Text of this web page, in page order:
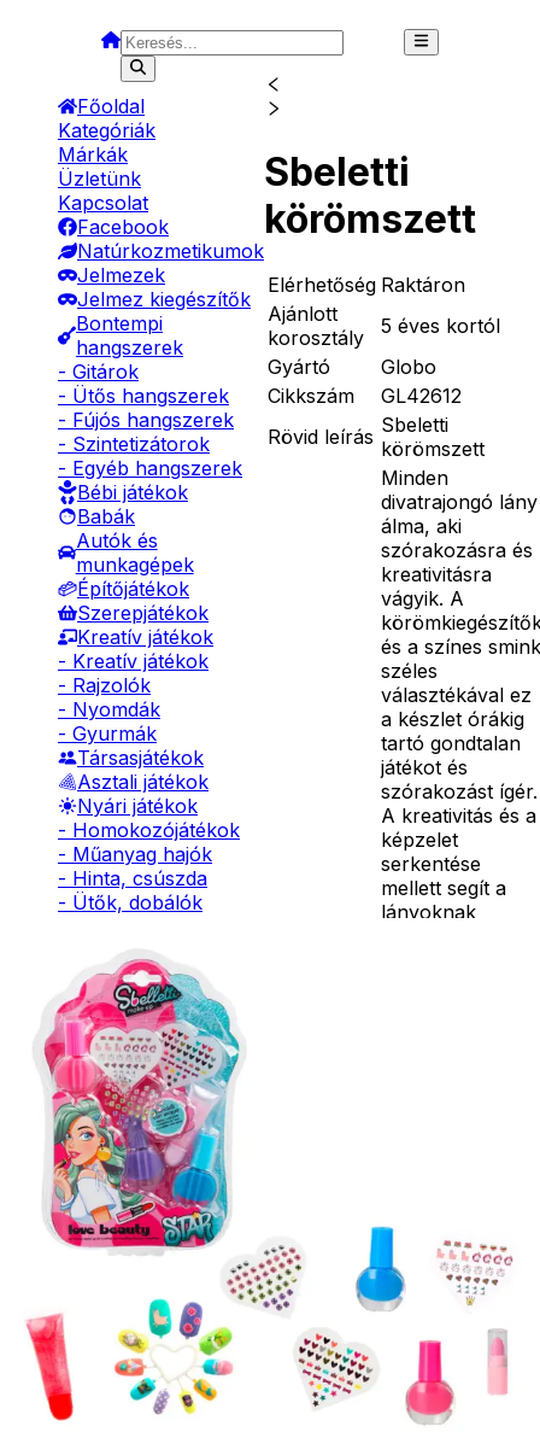
Főoldal
Kategóriák
Márkák
Üzletünk
Kapcsolat
Facebook
Natúrkozmetikumok
Jelmezek
Jelmez kiegészítők
Bontempi
hangszerek
- Gitárok
- Ütős hangszerek
- Fújós hangszerek
- Szintetizátorok
- Egyéb hangszerek
Bébi játékok
Babák
Autók és
munkagépek
Építőjátékok
Szerepjátékok
Kreatív játékok
- Kreatív játékok
- Rajzolók
- Nyomdák
- Gyurmák
Társasjátékok
Asztali játékok
Nyári játékok
- Homokozójátékok
- Műanyag hajók
- Hinta, csúszda
- Ütők, dobálók
- Egyéb nyári játékok
Lábbal hajtós
járművek
Téli játékok
Sbeletti
körömszett
Elérhetőség Raktáron
Ajánlott
korosztály
5 éves kortól
Gyártó
Globo
Cikkszám
GL42612
Rövid leírás Sbeletti
körömszett
Minden
divatrajongó lány
álma, aki
szórakozásra és
kreativitásra
vágyik. A
és a színes smink
széles
választékával ez
a készlet órákig
tartó gondtalan
játékot és
szórakozást ígér.
A kreativitás és a
képzelet
serkentése
mellett segít a
lányoknak
kombinációk
létrehozására,
biztosítva az
oktató és
élményt a
feltörekvő kis
divatrajongók
számára.